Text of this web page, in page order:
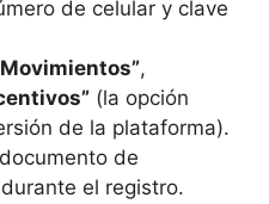
de celular y clave
,
(la opción
de la plataforma).
de
el registro.